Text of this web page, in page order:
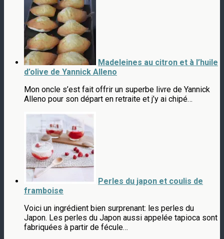
Madeleines au citron et à l’huile
d’olive de Yannick Alleno
Mon oncle s’est fait offrir un superbe livre de Yannick
Alleno pour son départ en retraite et j’y ai chipé…
Perles du japon et coulis de
framboise
Voici un ingrédient bien surprenant: les perles du
Japon. Les perles du Japon aussi appelée tapioca sont
fabriquées à partir de fécule…